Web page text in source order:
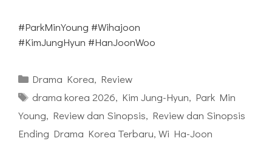
#ParkMinYoung #Wihajoon
#KimJungHyun #HanJoonWoo
Kategori
Drama Korea, Review
Tag
drama korea 2026, Kim Jung-Hyun, Park Min
Young, Review dan Sinopsis, Review dan Sinopsis
Ending Drama Korea Terbaru, Wi Ha-Joon